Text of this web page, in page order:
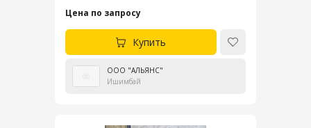
Цена по запросу
Купить
ООО "АЛЬЯНС"
Ишимбай